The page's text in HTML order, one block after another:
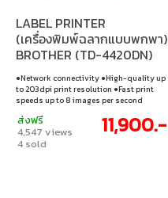
LABEL PRINTER
(เครื่องพิมพ์ฉลากแบบพกพา)
BROTHER (TD-4420DN)
●Network connectivity ●High-quality up
to 203dpi print resolution ●Fast print
speeds up to 8 images per second
Android apps
ส่งฟรี
4,547 views
4 sold
11,900.-